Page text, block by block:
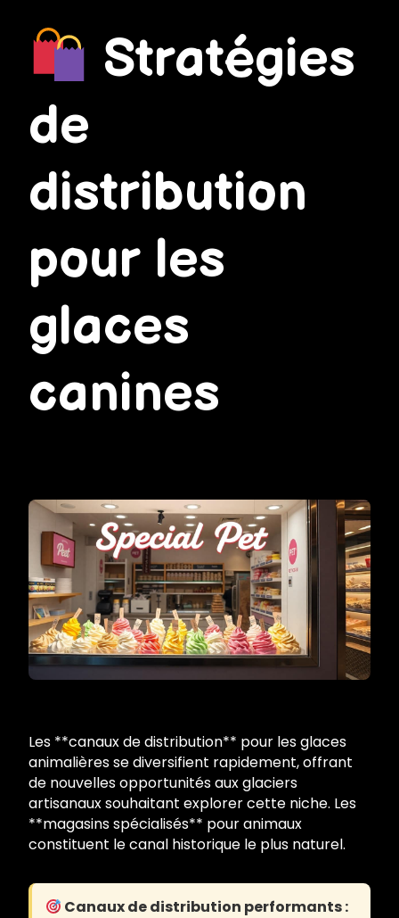
Stratégies
de
distribution
pour les
glaces
canines
Les **canaux de distribution** pour les glaces
animalières se diversifient rapidement, offrant
de nouvelles opportunités aux glaciers
artisanaux souhaitant explorer cette niche. Les
**magasins spécialisés** pour animaux
constituent le canal historique le plus naturel.
Canaux de distribution performants :